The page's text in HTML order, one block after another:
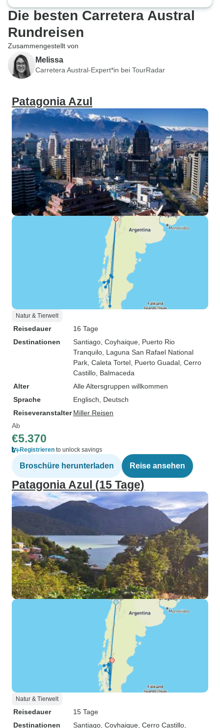
Die besten Carretera Austral
Rundreisen
Zusammengestellt von
Melissa
Carretera Austral-Expert*in bei TourRadar
Patagonia Azul
Natur & Tierwelt
Reisedauer
16 Tage
Destinationen
Santiago , Coyhaique , Puerto Rio
Tranquilo , Laguna San Rafael National
Park , Caleta Tortel , Puerto Guadal , Cerro
Castillo , Balmaceda
Alter
Alle Altersgruppen willkommen
Sprache
Englisch, Deutsch
Reiseveranstalter Miller Reisen
Ab
€5.370
Registrieren to unlock savings
Broschüre herunterladen Reise ansehen
Patagonia Azul (15 Tage)
Natur & Tierwelt
Reisedauer
15 Tage
Destinationen
Santiago , Coyhaique , Cerro Castillo